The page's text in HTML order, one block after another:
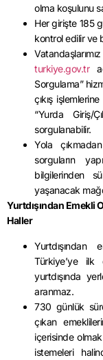
olma koşulunu
Her girişte 185
kontrol edilir ve
turkiye.gov.tr
Sorgulama”
çıkış
“Yurda Giriş/
sorgulanabilir.
Yola
sorguların
bilgilerinden
yaşanacak
Yurtdışından Emekli
Haller
Yurtdışından
Türkiye’ye ilk
yurtdışında
aranmaz.
730 günlük
çıkan
içerisinde
istemeleri